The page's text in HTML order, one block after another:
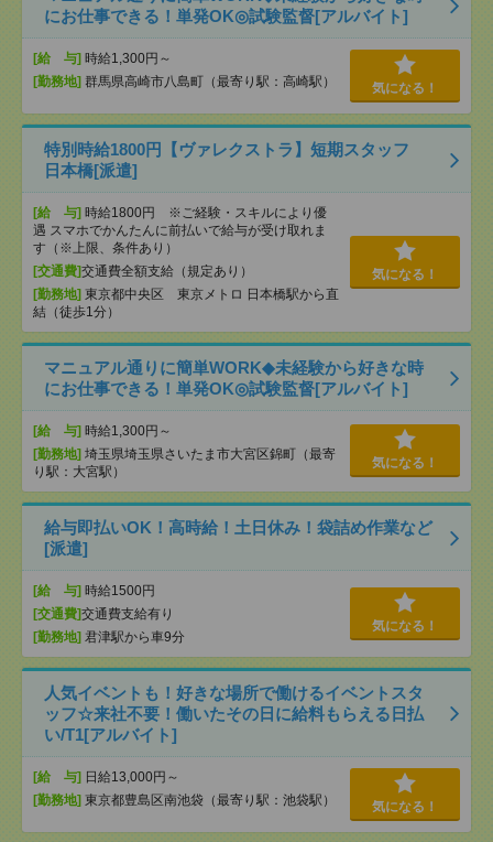
にお仕事できる！単発OK◎試験監督[アルバイト]
[給 与] 時給1,300円～
[勤務地] 群馬県高崎市八島町（最寄り駅：高崎駅） 気になる！
特別時給1800円【ヴァレクストラ】短期スタッフ
日本橋[派遣]
[給 与] 時給1800円 ※ご経験・スキルにより優
遇 スマホでかんたんに前払いで給与が受け取れま
す（※上限、条件あり）
[交通費]交通費全額支給（規定あり）
[勤務地] 東京都中央区 東京メトロ 日本橋駅から直
結（徒歩1分）
気になる！
マニュアル通りに簡単WORK◆未経験から好きな時
にお仕事できる！単発OK◎試験監督[アルバイト]
[給 与] 時給1,300円～
[勤務地] 埼玉県埼玉県さいたま市大宮区錦町（最寄
り駅：大宮駅）
気になる！
給与即払いOK！高時給！土日休み！袋詰め作業など
[派遣]
[給 与] 時給1500円
[交通費]交通費支給有り
[勤務地] 君津駅から車9分
気になる！
人気イベントも！好きな場所で働けるイベントスタ
ッフ☆来社不要！働いたその日に給料もらえる日払
い/T1[アルバイト]
[給 与] 日給13,000円～
[勤務地] 東京都豊島区南池袋（最寄り駅：池袋駅） 気になる！